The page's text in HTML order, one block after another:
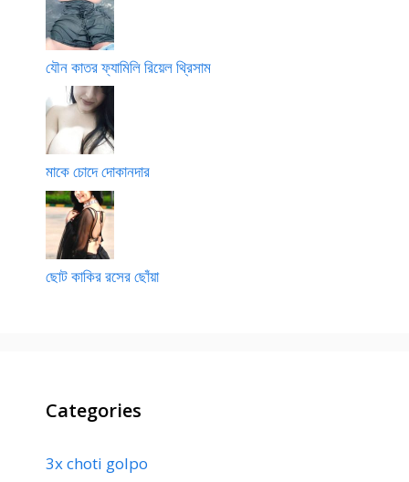
যৌন কাতর ফ্যামিলি রিয়েল থ্রিসাম
মাকে চোদে দোকানদার
ছোট কাকির রসের ছোঁয়া
Categories
3x choti golpo